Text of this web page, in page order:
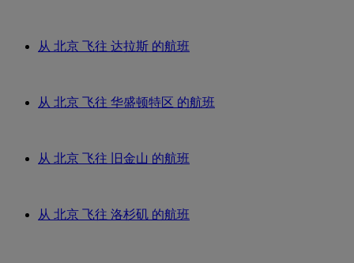
从 北京 飞往 达拉斯 的航班
从 北京 飞往 华盛顿特区 的航班
从 北京 飞往 旧金山 的航班
从 北京 飞往 洛杉矶 的航班